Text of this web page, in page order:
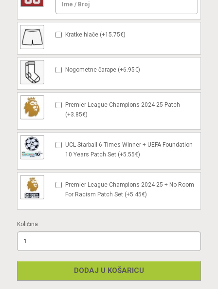
Kratke hlače (+15.75€)
Nogometne čarape (+6.95€)
Premier League Champions 2024-25 Patch
(+3.85€)
UCL Starball 6 Times Winner + UEFA Foundation
10 Years Patch Set (+5.55€)
Premier League Champions 2024-25 + No Room
For Racism Patch Set (+5.45€)
Količina
DODAJ U KOŠARICU